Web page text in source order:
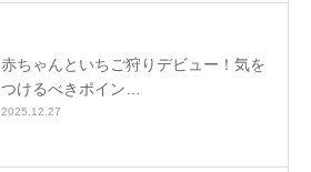
赤ちゃんといちご狩りデビュー！気を
つけるべきポイン…
2025.12.27